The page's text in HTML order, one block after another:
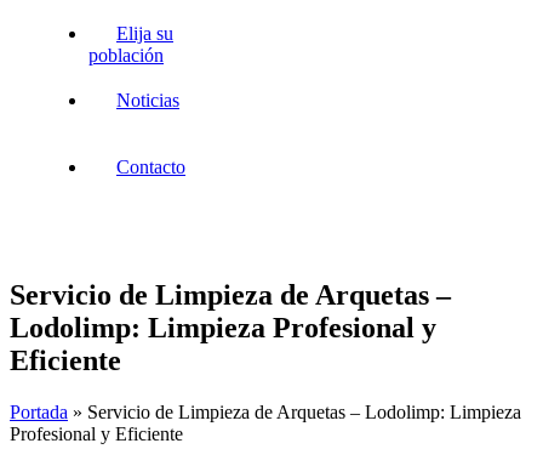
Elija su
población
Noticias
Contacto
Servicio de Limpieza de Arquetas –
Lodolimp: Limpieza Profesional y
Eficiente
Portada » Servicio de Limpieza de Arquetas – Lodolimp: Limpieza
Profesional y Eficiente